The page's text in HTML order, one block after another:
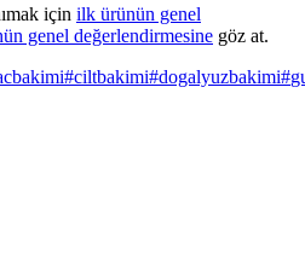
için ilk ürünün genel
genel değerlendirmesine göz at.
#ciltbakimi#dogalyuzbakimi#